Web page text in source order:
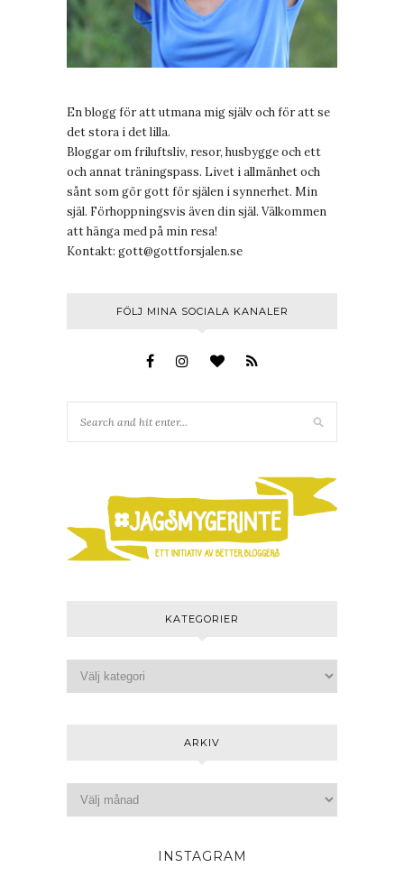
En blogg för att utmana mig själv och för att se
det stora i det lilla.
Bloggar om friluftsliv, resor, husbygge och ett
och annat träningspass. Livet i allmänhet och
sånt som gör gott för själen i synnerhet. Min
själ. Förhoppningsvis även din själ. Välkommen
att hänga med på min resa!
Kontakt: gott@gottforsjalen.se
FÖLJ MINA SOCIALA KANALER
KATEGORIER
ARKIV
INSTAGRAM